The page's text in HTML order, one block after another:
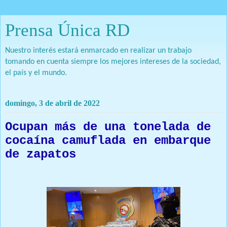
Prensa Única RD
Nuestro interés estará enmarcado en realizar un trabajo
tomando en cuenta siempre los mejores intereses de la sociedad,
el país y el mundo.
domingo, 3 de abril de 2022
Ocupan más de una tonelada de
cocaína camuflada en embarque
de zapatos